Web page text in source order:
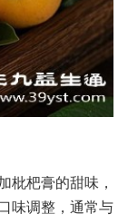
枇杷膏的甜味，
味调整，通常与